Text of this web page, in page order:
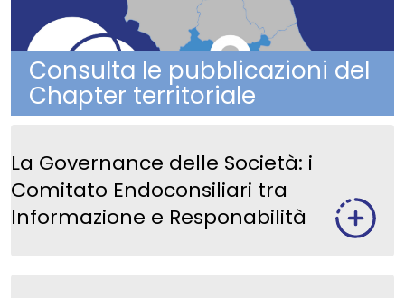
Consulta le pubblicazioni del
Chapter territoriale
La Governance delle Società: i
Comitato Endoconsiliari tra
Informazione e Responabilità